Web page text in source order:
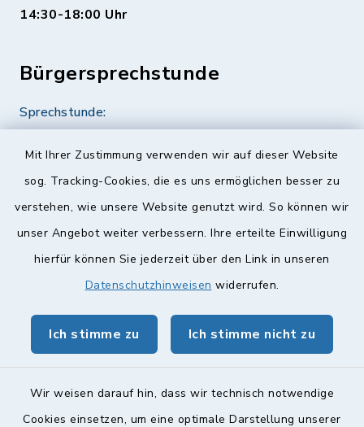
Mit Ihrer Zustimmung verwenden wir auf dieser Website
sog. Tracking-Cookies, die es uns ermöglichen besser zu
verstehen, wie unsere Website genutzt wird. So können wir
unser Angebot weiter verbessern. Ihre erteilte Einwilligung
hierfür können Sie jederzeit über den Link in unseren
Datenschutzhinweisen widerrufen.
Ich stimme zu Ich stimme nicht zu
Wir weisen darauf hin, dass wir technisch notwendige
Cookies einsetzen, um eine optimale Darstellung unserer
14:30-18:00 Uhr
Bürgersprechstunde
Sprechstunde:
Quicklinks
Landkreis Lichtenfels
geoPortal Lichtenfels